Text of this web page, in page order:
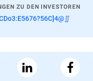
ZU DEN INVESTOREN